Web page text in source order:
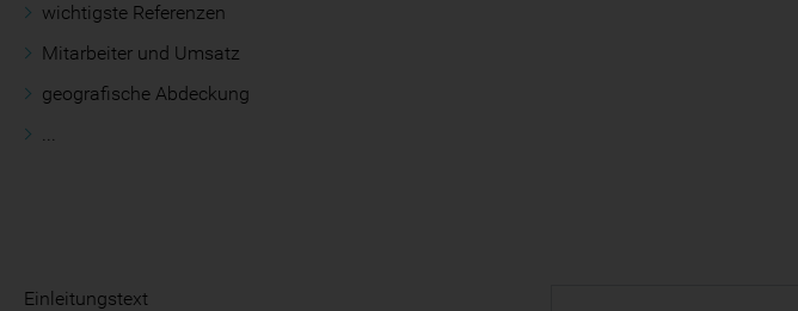
wichtigste Referenzen
Mitarbeiter und Umsatz
geografische Abdeckung
...
Einleitungstext